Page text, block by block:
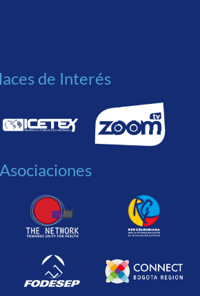
de Interés
Asociaciones